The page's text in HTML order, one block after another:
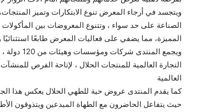
ويتجسد في أرجاء المعرض تنوع الابتكارات وتميز
الصناعة على حد سواء ، وتتنوع المعروضات بين المأكولات
المميزة، مما يضفي على فعاليات المعرض طابعًا استثنائيًا
ويجمع
التجارة العالمية للمنتجات الحلال ، لإتاحة الفرص
العالمية
كما يقدم المنتدى عروض حية للطهي الحلال يعكس هذا
حيث يتفاعل الحاضرون مع الطهاة المبدعين ويتذوقون